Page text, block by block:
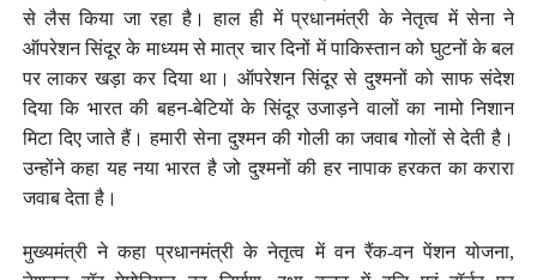
से लैस किया जा रहा है। हाल ही में प्रधानमंत्री के नेतृत्व में सेना ने
ऑपरेशन सिंदूर के माध्यम से मात्र चार दिनों में पाकिस्तान को घुटनों के बल
पर लाकर खड़ा कर दिया था। ऑपरेशन सिंदूर से दुश्मनों को साफ संदेश
दिया कि भारत की बहन-बेटियों के सिंदूर उजाड़ने वालों का नामो निशान
मिटा दिए जाते हैं। हमारी सेना दुश्मन की गोली का जवाब गोलों से देती है।
उन्होंने कहा यह नया भारत है जो दुश्मनों की हर नापाक हरकत का करारा
जवाब देता है।
मुख्यमंत्री ने कहा प्रधानमंत्री के नेतृत्व में वन रैंक-वन पेंशन योजना,